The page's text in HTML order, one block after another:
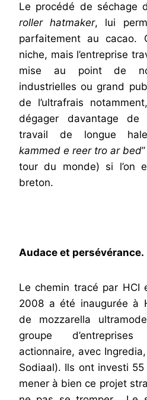
Le procédé de séchage
roller hatmaker, lui
parfaitement au cacao.
niche, mais l’entreprise
mise au point de
industrielles ou grand
de l’ultrafrais
dégager davantage de
travail de longue
kammed e reer tro ar bed
tour du monde) si l’on
breton.
Audace et persévérance.
Le chemin tracé par HCI
2008 a été inaugurée à
de mozzarella
groupe
actionnaire, avec
Sodiaal). Ils ont investi 55
mener à bien ce projet